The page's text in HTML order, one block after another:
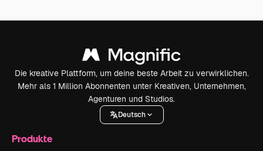
Die kreative Plattform, um deine beste Arbeit zu verwirklichen.
Mehr als 1 Million Abonnenten unter Kreativen, Unternehmen,
Agenturen und Studios.
Deutsch
Produkte